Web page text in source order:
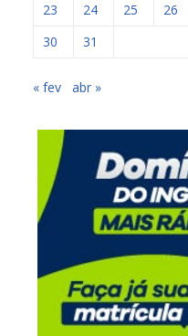
23
24 25 26
30
31
« fev abr »